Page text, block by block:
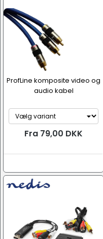
ProfLine komposite video og
audio kabel
Fra 79,00 DKK